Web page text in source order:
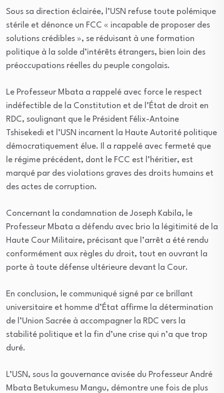
Sous sa direction éclairée, l’USN refuse toute polémique
stérile et dénonce un FCC « incapable de proposer des
solutions crédibles », se réduisant à une formation
politique à la solde d’intérêts étrangers, bien loin des
préoccupations réelles du peuple congolais.
Le Professeur Mbata a rappelé avec force le respect
indéfectible de la Constitution et de l’État de droit en
RDC, soulignant que le Président Félix-Antoine
Tshisekedi et l’USN incarnent la Haute Autorité politique
démocratiquement élue. Il a rappelé avec fermeté que
le régime précédent, dont le FCC est l’héritier, est
marqué par des violations graves des droits humains et
des actes de corruption.
Concernant la condamnation de Joseph Kabila, le
Professeur Mbata a défendu avec brio la légitimité de la
Haute Cour Militaire, précisant que l’arrêt a été rendu
conformément aux règles du droit, tout en ouvrant la
porte à toute défense ultérieure devant la Cour.
En conclusion, le communiqué signé par ce brillant
universitaire et homme d’État affirme la détermination
de l’Union Sacrée à accompagner la RDC vers la
stabilité politique et la fin d’une crise qui n’a que trop
duré.
L’USN, sous la gouvernance avisée du Professeur André
Mbata Betukumesu Mangu, démontre une fois de plus